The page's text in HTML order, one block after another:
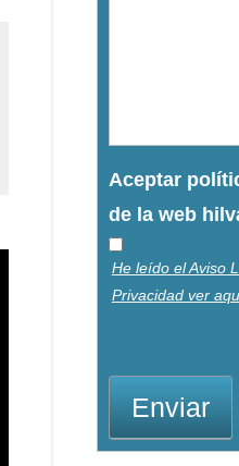
Aceptar
de la web
He leído el Aviso
Privacidad ver
Enviar